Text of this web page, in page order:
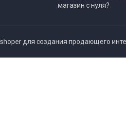
магазин с нуля?
для создания продающего